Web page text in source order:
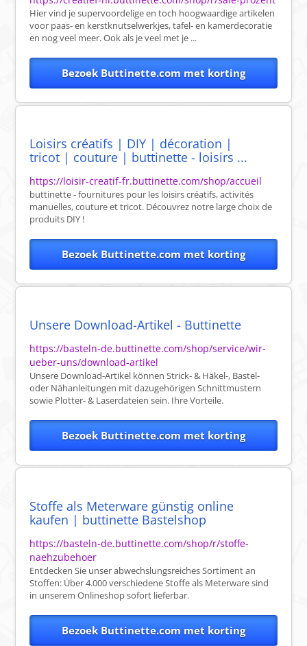
Hier vind je supervoordelige en toch hoogwaardige artikelen
voor paas- en kerstknutselwerkjes, tafel- en kamerdecoratie
en nog veel meer. Ook als je veel met je ...
Bezoek Buttinette.com met korting
Loisirs créatifs | DIY | décoration |
tricot | couture | buttinette - loisirs ...
https://loisir-creatif-fr.buttinette.com/shop/accueil
buttinette - fournitures pour les loisirs créatifs, activités
manuelles, couture et tricot. Découvrez notre large choix de
produits DIY !
Bezoek Buttinette.com met korting
Unsere Download-Artikel - Buttinette
https://basteln-de.buttinette.com/shop/service/wir-
ueber-uns/download-artikel
Unsere Download-Artikel können Strick- & Häkel-, Bastel-
oder Nähanleitungen mit dazugehörigen Schnittmustern
sowie Plotter- & Laserdateien sein. Ihre Vorteile.
Bezoek Buttinette.com met korting
Stoffe als Meterware günstig online
kaufen | buttinette Bastelshop
https://basteln-de.buttinette.com/shop/r/stoffe-
naehzubehoer
Entdecken Sie unser abwechslungsreiches Sortiment an
Stoffen: Über 4.000 verschiedene Stoffe als Meterware sind
in unserem Onlineshop sofort lieferbar.
Bezoek Buttinette.com met korting